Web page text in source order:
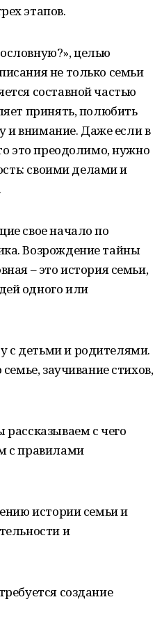
этапов.
целью
не только семьи
составной частью
принять, полюбить
и внимание. Даже если в
это преодолимо, нужно
своими делами и
свое начало по
Возрождение тайны
– это история семьи,
одного или
с детьми и родителями.
заучивание стихов,
с чего
с правилами
истории семьи и
и
создание